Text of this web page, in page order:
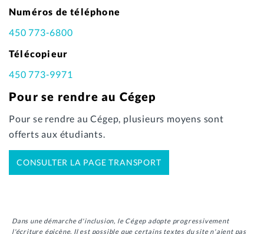
Numéros de téléphone
450 773-6800
Télécopieur
450 773-9971
Pour se rendre au Cégep
Pour se rendre au Cégep, plusieurs moyens sont
offerts aux étudiants.
CONSULTER LA PAGE TRANSPORT
Dans une démarche d'inclusion, le Cégep adopte progressivement
l'écriture épicène. Il est possible que certains textes du site n'aient pas